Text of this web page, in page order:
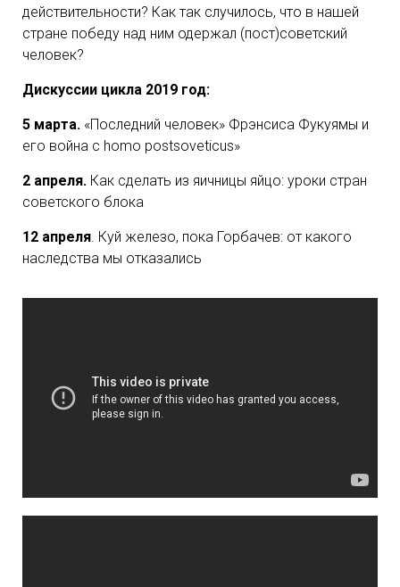
действительности? Как так случилось, что в нашей
стране победу над ним одержал (пост)советский
человек?
Дискуссии цикла 2019 год:
5 марта. «Последний человек» Фрэнсиса Фукуямы и
его война с homo postsoveticus»
2 апреля. Как сделать из яичницы яйцо: уроки стран
советского блока
12 апреля. Куй железо, пока Горбачев: от какого
наследства мы отказались